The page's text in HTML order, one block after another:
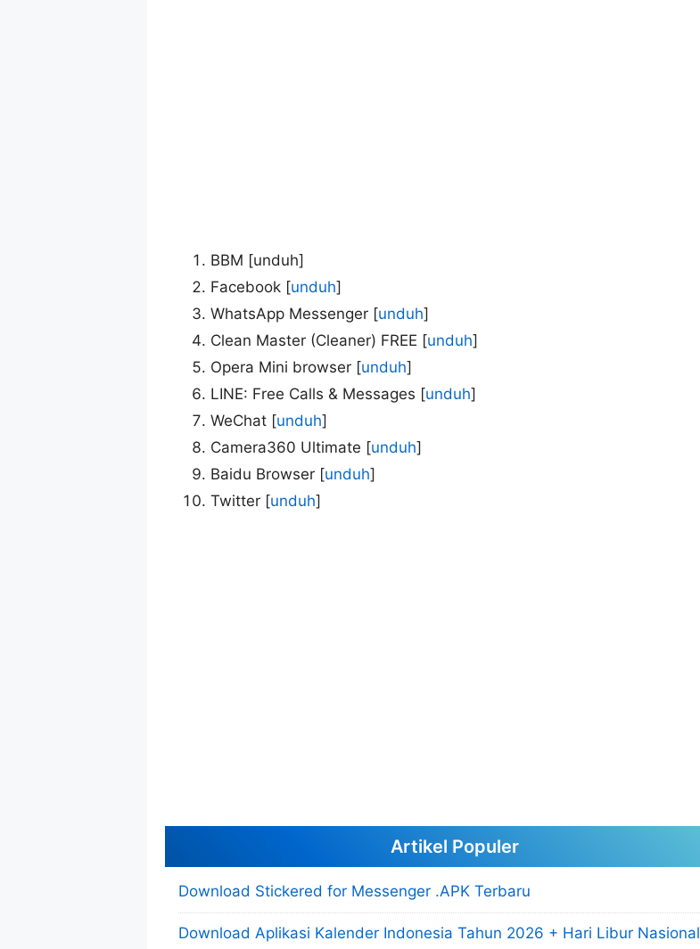
BBM [unduh]
Facebook [unduh]
WhatsApp Messenger [unduh]
Clean Master (Cleaner) FREE [unduh]
Opera Mini browser [unduh]
LINE: Free Calls & Messages [unduh]
WeChat [unduh]
Camera360 Ultimate [unduh]
Baidu Browser [unduh]
Twitter [unduh]
Artikel Populer
Download Stickered for Messenger .APK Terbaru
Download Aplikasi Kalender Indonesia Tahun 2026 + Hari Libur Nasional